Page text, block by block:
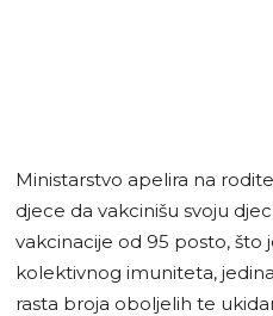
Ministarstvo apelira na
djece da vakcinišu svoju
vakcinacije od 95 posto, što
kolektivnog imuniteta,
rasta broja oboljelih te